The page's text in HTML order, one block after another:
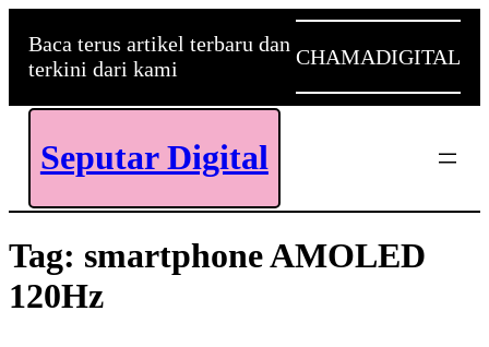
content
Baca terus artikel terbaru dan
terkini dari kami
CHAMADIGITAL
Seputar Digital
Tag: smartphone AMOLED
120Hz